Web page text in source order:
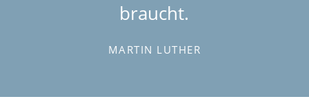
braucht.
MARTIN LUTHER